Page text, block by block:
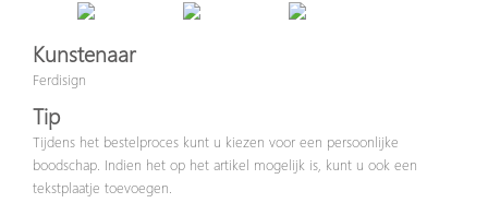
Kunstenaar
Ferdisign
Tip
Tijdens het bestelproces kunt u kiezen voor een persoonlijke
boodschap. Indien het op het artikel mogelijk is, kunt u ook een
tekstplaatje toevoegen.